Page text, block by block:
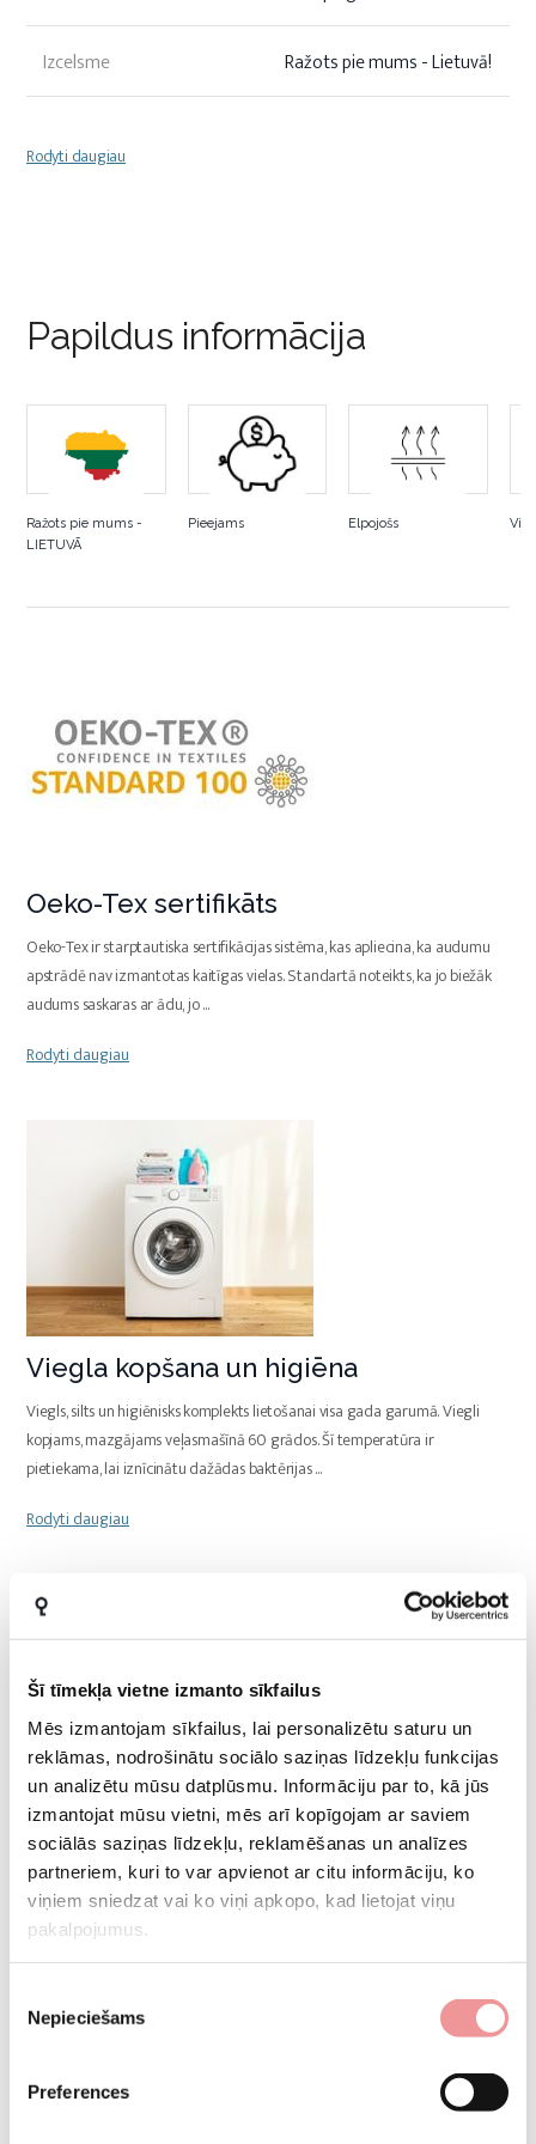
Šī tīmekļa vietne izmanto sīkfailus
Mēs izmantojam sīkfailus, lai personalizētu saturu un
reklāmas, nodrošinātu sociālo saziņas līdzekļu funkcijas
un analizētu mūsu datplūsmu. Informāciju par to, kā jūs
izmantojat mūsu vietni, mēs arī kopīgojam ar saviem
sociālās saziņas līdzekļu, reklamēšanas un analīzes
partneriem, kuri to var apvienot ar citu informāciju, ko
viņiem sniedzat vai ko viņi apkopo, kad lietojat viņu
pakalpojumus.
izvēle
Nepieciešams
Preferences
Izcelsme Ražots pie mums - Lietuvā!
Rodyti daugiau
Papildus informācija
Ražots pie mums -
LIETUVĀ
Pieejams Elpojošs
Oeko-Tex sertifikāts
Oeko-Tex ir starptautiska sertifikācijas sistēma, kas apliecina, ka audumu
apstrādē nav izmantotas kaitīgas vielas. Standartā noteikts, ka jo biežāk
audums saskaras ar ādu, jo...
Rodyti daugiau
Viegla kopšana un higiēna
Viegls, silts un higiēnisks komplekts lietošanai visa gada garumā. Viegli
kopjams, mazgājams veļasmašīnā 60 grādos. Šī temperatūra ir
pietiekama, lai iznīcinātu dažādas baktērijas...
Rodyti daugiau
Ražots pie mums - Lietuvā!
Šo produktu ražojām mēs - Lietuvā. NMF HOME zīmols pieder NMF grupai,
kurā ir 15 uzņēmumi un vairāk nekā 2,7 tūkstoši darbinieku. Mēs jau
gandrīz 30 gadus ražojam mēbeles,